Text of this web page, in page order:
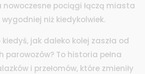
pociągi łączą miasta
niż kiedykolwiek.
jak daleko kolej zaszła od
parowozów? To historia pełna
i przełomów, które zmieniły